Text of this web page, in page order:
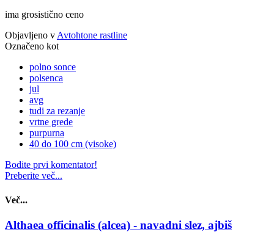
ima grosistično ceno
Objavljeno vAvtohtone rastline
Označeno kot
polno sonce
polsenca
jul
avg
tudi za rezanje
vrtne grede
purpurna
40 do 100 cm (visoke)
Bodite prvi komentator!
Preberite več...
Več...
Althaea officinalis (alcea) - navadni slez, ajbiš